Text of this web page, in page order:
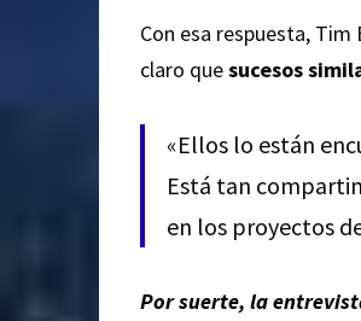
Con esa respuesta,
claro quesucesos
«Ellos lo están
Está tan
en los proyectos
Por suerte, la